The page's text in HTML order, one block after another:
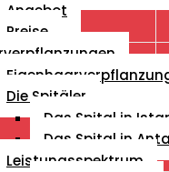
Angebot
Preise
Die Spitäler
Das Spital in
Das Spital in
Leistungsspektrum